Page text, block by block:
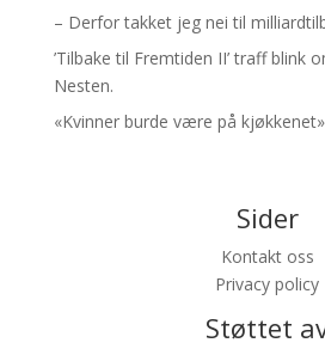
– Derfor takket jeg nei til
’Tilbake til Fremtiden II’ traff blink
Nesten.
«Kvinner burde være på kjøkkenet»
Sider
Kontakt oss
Privacy policy
Støttet